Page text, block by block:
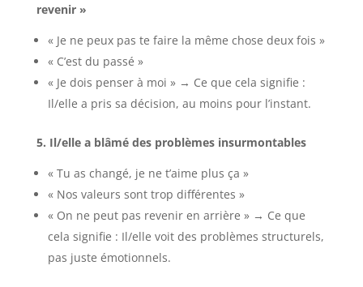
revenir »
« Je ne peux pas te faire la même chose deux fois »
« C’est du passé »
« Je dois penser à moi » → Ce que cela signifie :
Il/elle a pris sa décision, au moins pour l’instant.
5. Il/elle a blâmé des problèmes insurmontables
« Tu as changé, je ne t’aime plus ça »
« Nos valeurs sont trop différentes »
« On ne peut pas revenir en arrière » → Ce que
cela signifie : Il/elle voit des problèmes structurels,
pas juste émotionnels.